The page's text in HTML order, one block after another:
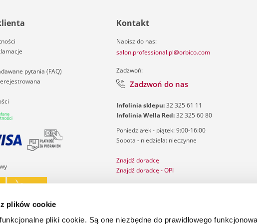
plików cookie
pliki cookie. Są one niezbędne do prawidłowego
pytania (FAQ)
Kontakt
Napisz do nas:
salon.professional.pl@orbico.com
Zadzwoń:
Zadzwoń do nas
Infolinia sklepu:32 325 61 11
Infolinia Wella Red:32 325 60 80
Poniedziałek - piątek: 9:00-16:00
Sobota - niedziela: nieczynne
Znajdź doradcę
Znajdź doradcę - OPI
Katalog ghd Cherry Chic